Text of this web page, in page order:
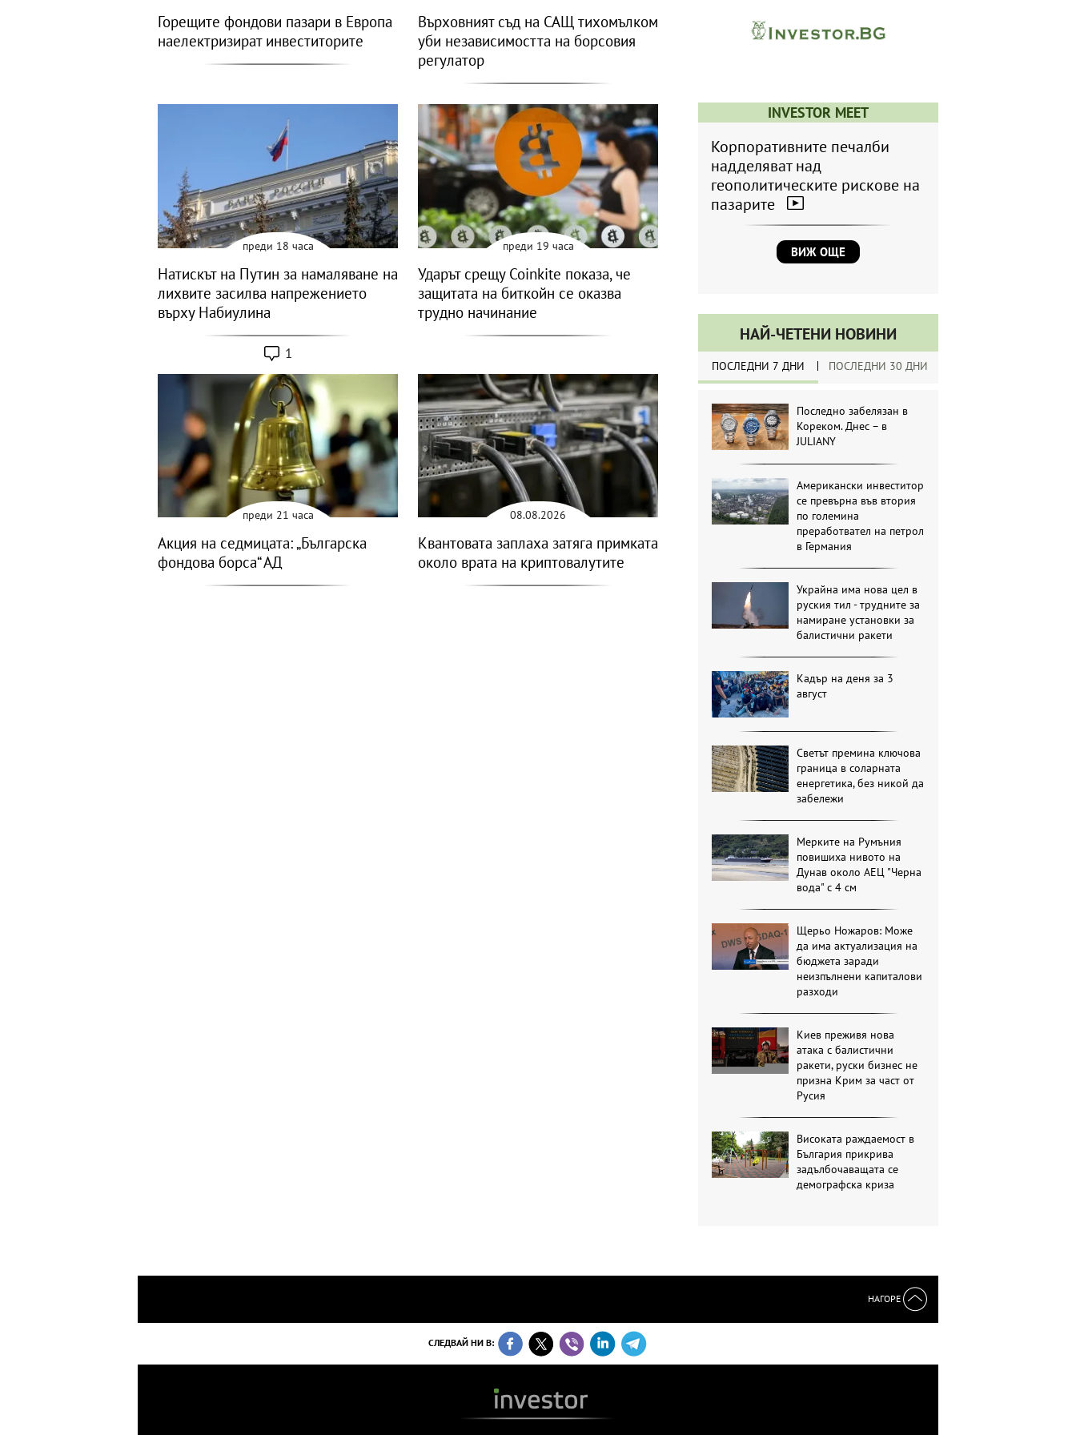
INVESTOR MEET
Корпоративните печалби
надделяват над
геополитическите рискове на
пазарите
ВИЖ ОЩЕ
НАЙ-ЧЕТЕНИ НОВИНИ
ПОСЛЕДНИ 7 ДНИ ПОСЛЕДНИ 30 ДНИ
Последно забелязан в
Кореком. Днес – в
JULIANY
Американски инвеститор
се превърна във втория
по големина
преработвател на петрол
в Германия
Украйна има нова цел в
руския тил - трудните за
намиране установки за
балистични ракети
Кадър на деня за 3
август
Светът премина ключова
граница в соларната
енергетика, без никой да
забележи
Мерките на Румъния
повишиха нивото на
Дунав около АЕЦ "Черна
вода" с 4 см
Щерьо Ножаров: Може
да има актуализация на
бюджета заради
неизпълнени капиталови
разходи
Киев преживя нова
атака с балистични
ракети, руски бизнес не
призна Крим за част от
Русия
Високата раждаемост в
България прикрива
задълбочаващата се
демографска криза
Горещите фондови пазари в Европа
наелектризират инвеститорите
Върховният съд на САЩ тихомълком
уби независимостта на борсовия
регулатор
преди 18 часа
Натискът на Путин за намаляване на
лихвите засилва напрежението
върху Набиулина
1
преди 19 часа
Ударът срещу Coinkite показа, че
защитата на биткойн се оказва
трудно начинание
преди 21 часа
Акция на седмицата: „Българска
фондова борса“ АД
08.08.2026
Квантовата заплаха затяга примката
около врата на криптовалутите
НАГОРЕ
СЛЕДВАЙ НИ В: